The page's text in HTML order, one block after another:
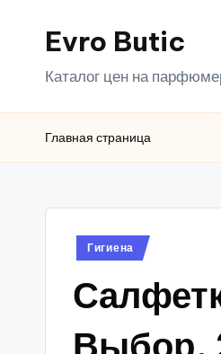
ПерейтиEvro Butic
Каталог цен на
Главная страница
Опубликовано
Гигиена